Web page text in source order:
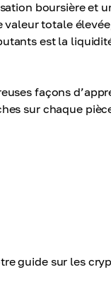
boursière et
totale
est la
façons
sur chaque
guide sur les